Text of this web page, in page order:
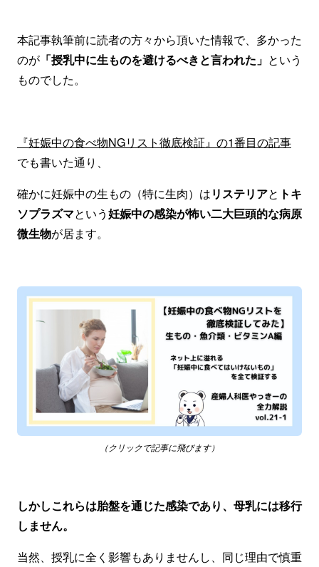
本記事執筆前に読者の方々から頂いた情報で、多かった
のが 「授乳中に生ものを避けるべきと言われた」 という
ものでした。
『妊娠中の食べ物NGリスト徹底検証』の1番目の記事
でも書いた通り、
確かに妊娠中の生もの（特に生肉）はリステリアと トキ
ソプラズマという妊娠中の感染が怖い二大巨頭的な病原
微生物が居ます。
（クリックで記事に飛びます）
しかしこれらは胎盤を通じた感染であり、母乳には移行
しません。
当然、授乳に全く影響もありませんし、同じ理由で慎重